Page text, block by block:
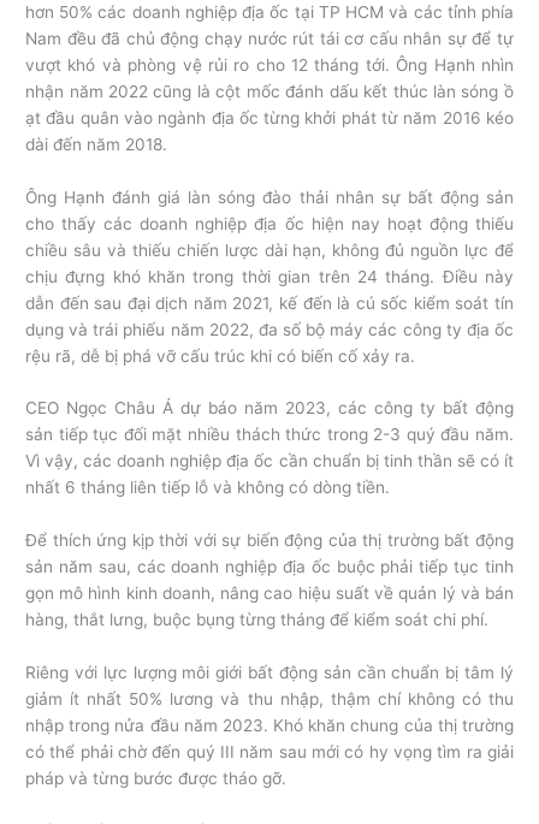
hơn 50% các doanh nghiệp địa ốc tại TP HCM và các tỉnh phía
Nam đều đã chủ động chạy nước rút tái cơ cấu nhân sự để tự
vượt khó và phòng vệ rủi ro cho 12 tháng tới. Ông Hạnh nhìn
nhận năm 2022 cũng là cột mốc đánh dấu kết thúc làn sóng ồ
ạt đầu quân vào ngành địa ốc từng khởi phát từ năm 2016 kéo
dài đến năm 2018.
Ông Hạnh đánh giá làn sóng đào thải nhân sự bất động sản
cho thấy các doanh nghiệp địa ốc hiện nay hoạt động thiếu
chiều sâu và thiếu chiến lược dài hạn, không đủ nguồn lực để
chịu đựng khó khăn trong thời gian trên 24 tháng. Điều này
dẫn đến sau đại dịch năm 2021, kế đến là cú sốc kiểm soát tín
dụng và trái phiếu năm 2022, đa số bộ máy các công ty địa ốc
rệu rã, dễ bị phá vỡ cấu trúc khi có biến cố xảy ra.
CEO Ngọc Châu Á dự báo năm 2023, các công ty bất động
sản tiếp tục đối mặt nhiều thách thức trong 2-3 quý đầu năm.
Vì vậy, các doanh nghiệp địa ốc cần chuẩn bị tinh thần sẽ có ít
nhất 6 tháng liên tiếp lỗ và không có dòng tiền.
Để thích ứng kịp thời với sự biến động của thị trường bất động
sản năm sau, các doanh nghiệp địa ốc buộc phải tiếp tục tinh
gọn mô hình kinh doanh, nâng cao hiệu suất về quản lý và bán
hàng, thắt lưng, buộc bụng từng tháng để kiểm soát chi phí.
Riêng với lực lượng môi giới bất động sản cần chuẩn bị tâm lý
giảm ít nhất 50% lương và thu nhập, thậm chí không có thu
nhập trong nửa đầu năm 2023. Khó khăn chung của thị trường
có thể phải chờ đến quý III năm sau mới có hy vọng tìm ra giải
pháp và từng bước được tháo gỡ.